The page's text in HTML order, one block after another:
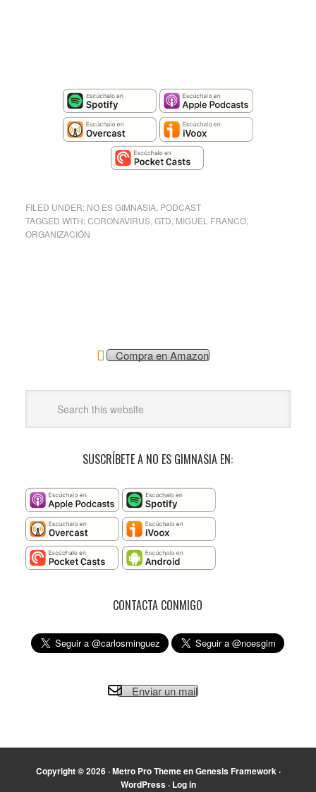
FILED UNDER: NO ES GIMNASIA, PODCAST
TAGGED WITH:CORONAVIRUS, GTD MIGUEL FRANCO,
ORGANIZACIÓN
Compra en Amazon
SUSCRÍBETE A NO ES GIMNASIA EN:
CONTACTA CONMIGO
Enviar un mail
Copyright © 2026 ·Metro Pro ThemeenGenesis Framework·
WordPress· Log in